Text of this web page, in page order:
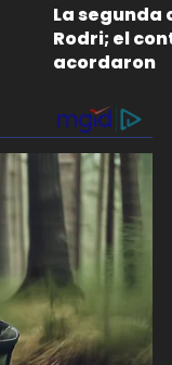
La
Rodri; el
acordaron